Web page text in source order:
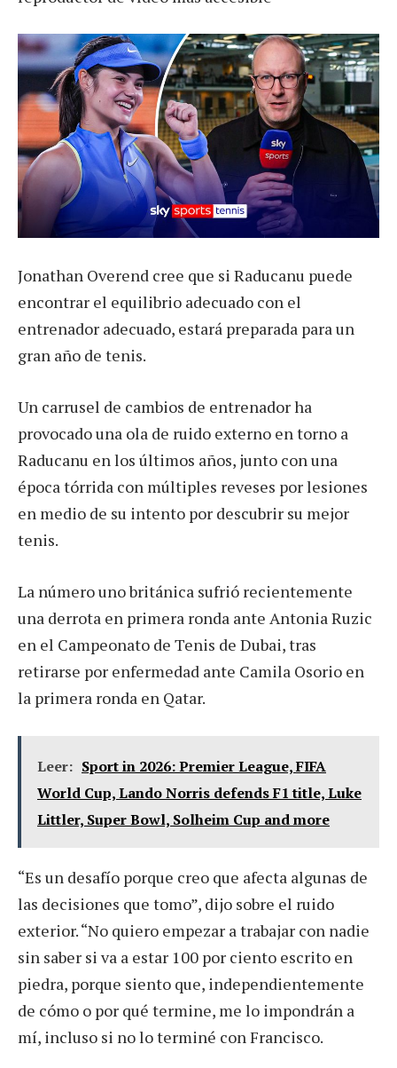
Jonathan Overend cree que si Raducanu puede
encontrar el equilibrio adecuado con el
entrenador adecuado, estará preparada para un
gran año de tenis.
Un carrusel de cambios de entrenador ha
provocado una ola de ruido externo en torno a
Raducanu en los últimos años, junto con una
época tórrida con múltiples reveses por lesiones
en medio de su intento por descubrir su mejor
tenis.
La número uno británica sufrió recientemente
una derrota en primera ronda ante Antonia Ruzic
en el Campeonato de Tenis de Dubai, tras
retirarse por enfermedad ante Camila Osorio en
la primera ronda en Qatar.
Leer: Sport in 2026: Premier League, FIFA
World Cup, Lando Norris defends F1 title, Luke
Littler, Super Bowl, Solheim Cup and more
“Es un desafío porque creo que afecta algunas de
las decisiones que tomo”, dijo sobre el ruido
exterior. “No quiero empezar a trabajar con nadie
sin saber si va a estar 100 por ciento escrito en
piedra, porque siento que, independientemente
de cómo o por qué termine, me lo impondrán a
mí, incluso si no lo terminé con Francisco.